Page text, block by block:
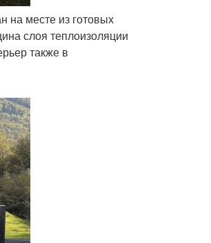
на месте из готовых
слоя теплоизоляции
также в